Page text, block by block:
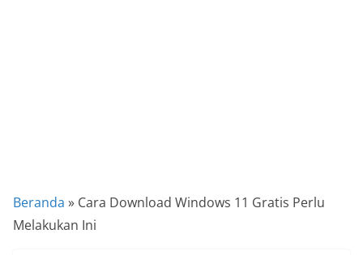
Beranda » Cara Download Windows 11 Gratis Perlu
Melakukan Ini